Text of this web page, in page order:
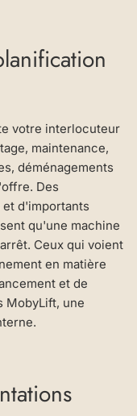
votre interlocuteur
maintenance,
déménagements
Des
d'importants
qu'une machine
Ceux qui voient
en matière
et de
MobyLift, une